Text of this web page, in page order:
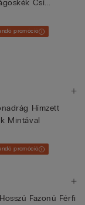
Csí...
promóció
Hímzett
Mintával
promóció
Fazonú Férfi